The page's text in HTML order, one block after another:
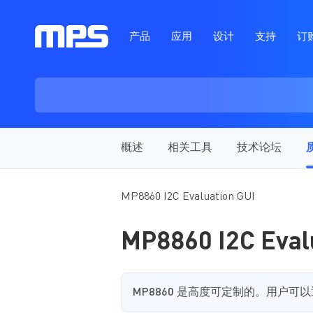
产品 应用 设计 支持 订
概述 相关工具 技术论坛
MP8860 I2C Evaluation GUI
MP8860 I2C
MP8860 是高度可定制的。用户可